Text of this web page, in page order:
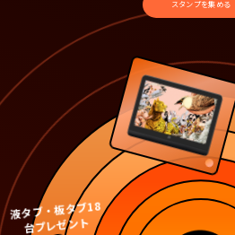
液
タ
ブ
・
板
タ
ブ18
台
プ
レ
ゼ
ン
スタンプを集める